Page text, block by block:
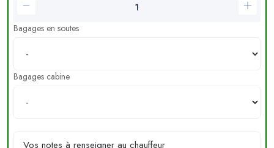
Bagages en soutes
Bagages cabine